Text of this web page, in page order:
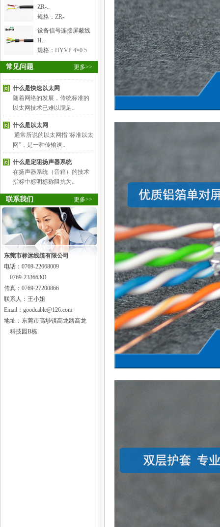
ZR-..
规格：ZR-
RVVS2×2×0.5mm²
设备信号连接屏蔽线
H..
规格：HYVP 4×0.5
更多>>
常见问题
和自动扶梯的监控主要..
什么是千兆以太网
千兆以太网（Gigabit Ethernet）
也叫高速以太网，指..
什么是快速以太网
随着网络的发展，传统标准的
以太网技术已难以满足..
什么是以太网
通常所说的以太网指“标准以太
网”，是一种传输速..
什么是定阻扬声器系统
在扬声器系统（音箱）的技术
指标中标明标称阻抗为..
自动化设备电线电缆布线注..
自动化设备电线电缆布线注意
事项简图解析，用途 ..
综合布线工程施工的步骤有..
（1）调研：主要任务时询问客
户网络需求，线材勘察建..
什么是视频运动检测器
视频运动检测器在闭路电视监
控系统中充当报警探测..
怎样使用线缆测试仪
线缆制作完毕后，应当用线缆
智能建筑中主要有哪几种电..
智能建筑中主要有哪几种电
更多>>
联系我们
东莞市标远线缆有限公司
电话： 0769-22668009
0769-23366301
传真：0769-27200866
联系人：王小姐
Email：goodcable@126.com
地址：东莞市高埗镇高龙路高龙
科技园B栋